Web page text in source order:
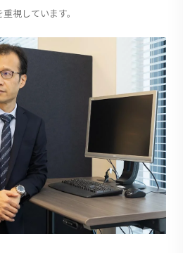
視しています。